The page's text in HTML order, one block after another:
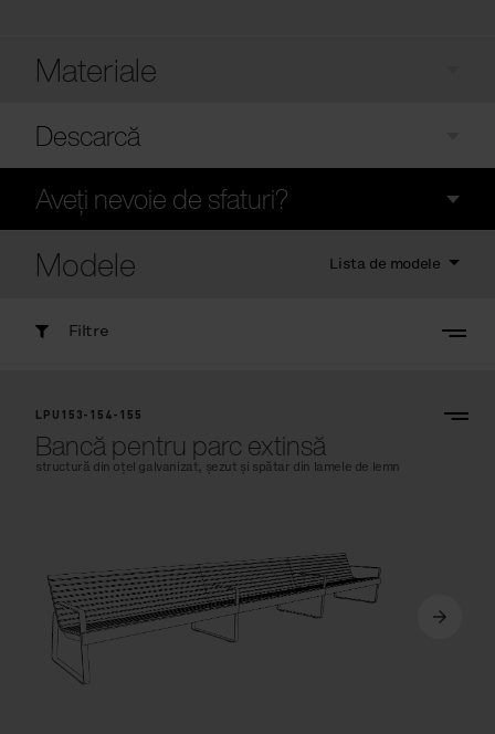
Materiale
Descarcă
Aveți nevoie de sfaturi?
Modele Lista de modele
Filtre
LPU153-154-155
Bancă pentru parc extinsă
structură din oțel galvanizat, șezut și spătar din lamele de lemn